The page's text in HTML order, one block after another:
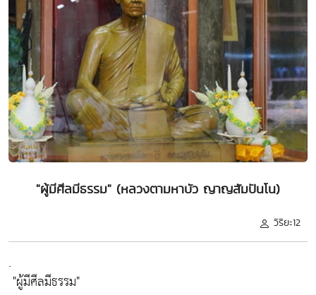
"ผู้มีศีลมีธรรม" (หลวงตามหาบัว ญาญสัมปันโน)
วิริยะ12
.
"ผู้มีศีลมีธรรม"